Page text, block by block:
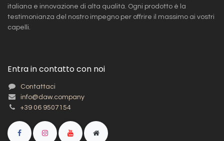
italiana e innovazione di alta qualità. Ogni prodotto è la
testimonianza del nostro impegno per offrire il massimo ai vostri
capelli.
Entra in contatto con noi
Contattaci
info@daw.company
+39 06 9507154